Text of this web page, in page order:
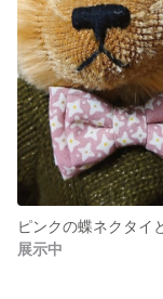
展示中